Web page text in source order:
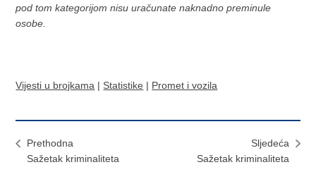
pod tom kategorijom nisu uračunate naknadno preminule
osobe.
Vijesti u brojkama | Statistike | Promet i vozila
Prethodna
Sažetak kriminaliteta
Sljedeća
Sažetak kriminaliteta